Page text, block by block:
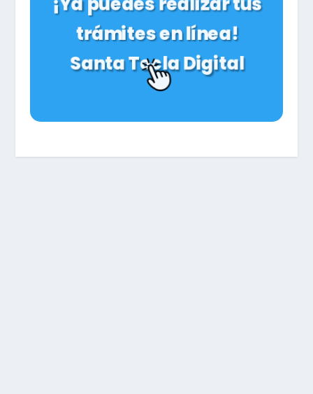
¡Ya puedes realizar tus
trámites en línea!
Santa Tecla Digital